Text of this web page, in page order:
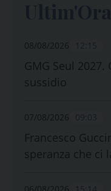
08/08/2026
GMG Seul
sussidio
07/08/2026
Francesco
speranza che ci